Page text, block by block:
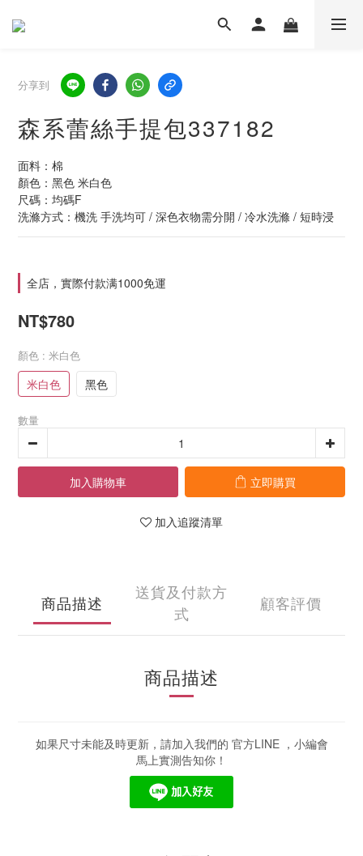
分享到
森系蕾絲手提包337182
面料：棉
顏色：黑色 米白色
尺碼：均碼F
洗滌方式：機洗 手洗均可 / 深色衣物需分開 / 冷水洗滌 / 短時浸
全店，實際付款满1000免運
NT$780
顏色 : 米白色
米白色 黑色
數量
加入購物車 立即購買
加入追蹤清單
商品描述
送貨及付款方
式
顧客評價
商品描述
如果尺寸未能及時更新，請加入我們的 官方LINE ，小編會
馬上實測告知你！